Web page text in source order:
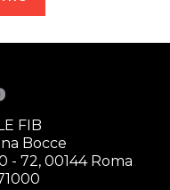
FIB
Bocce
- 72, 00144 Roma